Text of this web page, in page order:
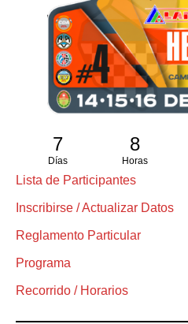
7
Días
8
Horas
Lista de Participantes
Inscribirse / Actualizar Datos
Reglamento Particular
Programa
Recorrido / Horarios